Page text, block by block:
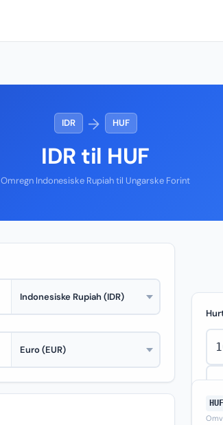
IDR → HUF
IDR til HUF
Omregn Indonesiske Rupiah til Ungarske Forint
HUF